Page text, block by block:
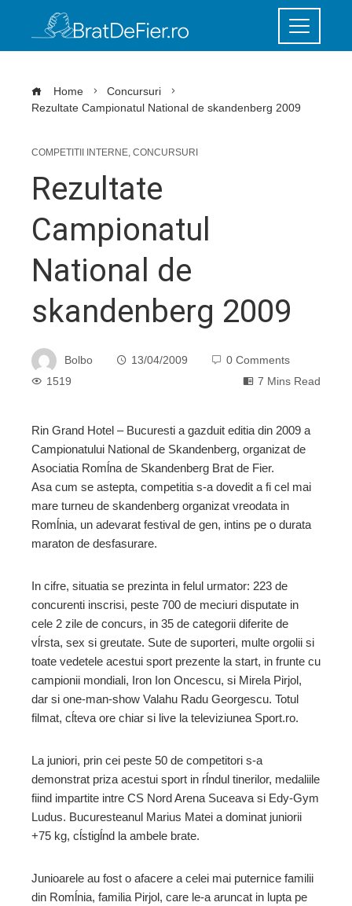
Home
Concursuri
Rezultate Campionatul National de skandenberg 2009
COMPETITII INTERNE, CONCURSURI
Rezultate
Campionatul
National de
skandenberg 2009
Bolbo 13/04/2009
0 Comments
1519
7 Mins Read
Rin Grand Hotel – Bucuresti a gazduit editia din 2009 a
Campionatului National de Skandenberg, organizat de
Asociatia Romĺna de Skandenberg Brat de Fier.
Asa cum se astepta, competitia s-a dovedit a fi cel mai
mare turneu de skandenberg organizat vreodata in
Romĺnia, un adevarat festival de gen, intins pe o durata
maraton de desfasurare.
In cifre, situatia se prezinta in felul urmator: 223 de
concurenti inscrisi, peste 700 de meciuri disputate in
cele 2 zile de concurs, in 35 de categorii diferite de
vĺrsta, sex si greutate. Sute de suporteri, multe orgolii si
toate vedetele acestui sport prezente la start, in frunte cu
campionii mondiali, Iron Ion Oncescu, si Mirela Pirjol,
dar si one-man-show Valahu Radu Georgescu. Totul
filmat, cĺteva ore chiar si live la televiziunea Sport.ro.
La juniori, prin cei peste 50 de competitori s-a
demonstrat priza acestui sport in rĺndul tinerilor, medaliile
fiind impartite intre CS Nord Arena Suceava si Edy-Gym
Ludus. Bucuresteanul Marius Matei a dominat juniorii
+75 kg, cĺstigĺnd la ambele brate.
Junioarele au fost o afacere a celei mai puternice familii
din Romĺnia, familia Pirjol, care le-a aruncat in lupta pe